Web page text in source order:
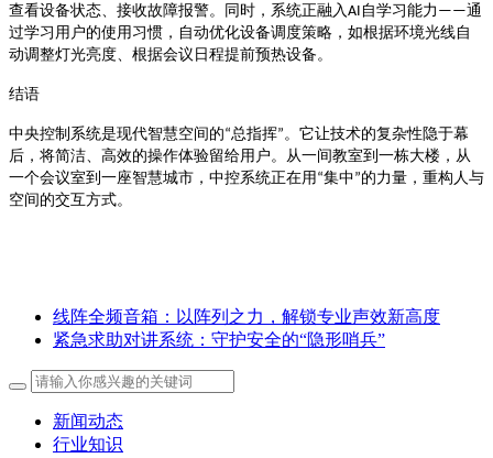
查看设备状态、接收故障报警。同时，系统正融入AI 自学习能力 ——通
过学习用户的使用习惯，自动优化设备调度策略，如根据环境光线自
动调整灯光亮度、根据会议日程提前预热设备。
结语
中央控制系统是现代智慧空间的“总指挥” 。它让技术的复杂性隐于幕
后，将简洁、高效的操作体验留给用户。从一间教室到一栋大楼，从
一个会议室到一座智慧城市，中控系统正在用 “集中”的力量，重构人与
空间的交互方式。
线阵全频音箱：以阵列之力，解锁专业声效新高度
紧急求助对讲系统：守护安全的“隐形哨兵”
新闻动态
行业知识